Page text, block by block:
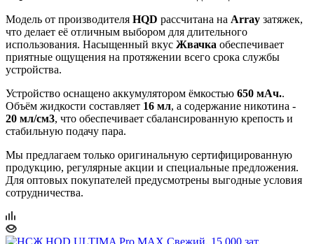
Модель от производителя HQD рассчитана на Array затяжек,
что делает её отличным выбором для длительного
использования. Насыщенный вкус Жвачка обеспечивает
приятные ощущения на протяжении всего срока службы
устройства.
Устройство оснащено аккумулятором ёмкостью 650 мАч..
Объём жидкости составляет 16 мл, а содержание никотина -
20 мл/см3, что обеспечивает сбалансированную крепость и
стабильную подачу пара.
Мы предлагаем только оригинальную сертифицированную
продукцию, регулярные акции и специальные предложения.
Для оптовых покупателей предусмотрены выгодные условия
сотрудничества.